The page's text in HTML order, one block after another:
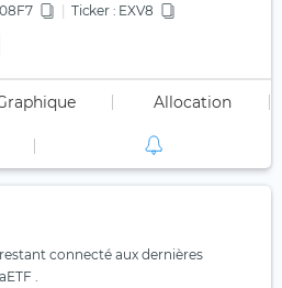
Ticker : EXV8
Allocation
connecté aux dernières
.